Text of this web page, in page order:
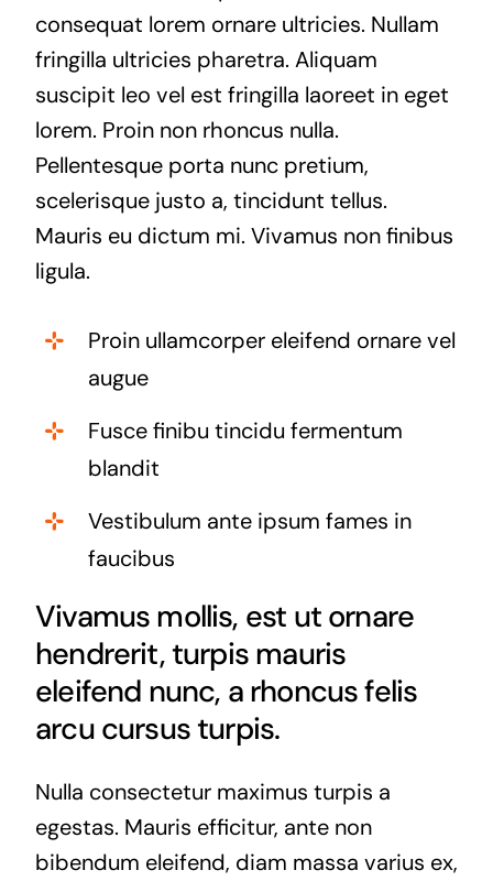
consequat lorem ornare ultricies. Nullam
fringilla ultricies pharetra. Aliquam
suscipit leo vel est fringilla laoreet in eget
lorem. Proin non rhoncus nulla.
Pellentesque porta nunc pretium,
scelerisque justo a, tincidunt tellus.
Mauris eu dictum mi. Vivamus non finibus
ligula.
Proin ullamcorper eleifend ornare vel
augue
Fusce finibu tincidu fermentum
blandit
Vestibulum ante ipsum fames in
faucibus
Vivamus mollis, est ut ornare
hendrerit, turpis mauris
eleifend nunc, a rhoncus felis
arcu cursus turpis.
Nulla consectetur maximus turpis a
egestas. Mauris efficitur, ante non
bibendum eleifend, diam massa varius ex,